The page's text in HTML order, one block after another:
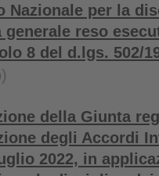
Nazionale per la
generale reso
8 del d.lgs. 502/
della Giunta
degli Accordi
2022, in